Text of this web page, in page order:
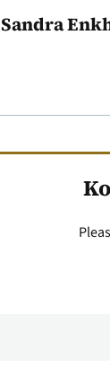
Sandra